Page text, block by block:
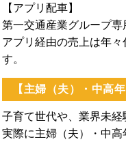
【アプリ配車】
第一交通産業グループ
アプリ経由の売上は年
す。
【主婦（夫）・中高
子育て世代や、業界未
実際に主婦（夫）・中